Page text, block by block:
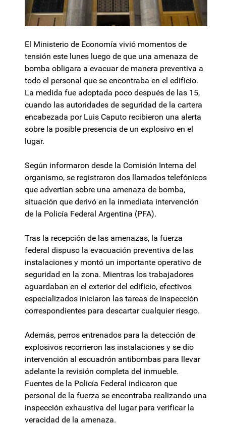
El Ministerio de Economía vivió momentos de
tensión este lunes luego de que una amenaza de
bomba obligara a evacuar de manera preventiva a
todo el personal que se encontraba en el edificio.
La medida fue adoptada poco después de las 15,
cuando las autoridades de seguridad de la cartera
encabezada por Luis Caputo recibieron una alerta
sobre la posible presencia de un explosivo en el
lugar.
Según informaron desde la Comisión Interna del
organismo, se registraron dos llamados telefónicos
que advertían sobre una amenaza de bomba,
situación que derivó en la inmediata intervención
de la Policía Federal Argentina (PFA).
Tras la recepción de las amenazas, la fuerza
federal dispuso la evacuación preventiva de las
instalaciones y montó un importante operativo de
seguridad en la zona. Mientras los trabajadores
aguardaban en el exterior del edificio, efectivos
especializados iniciaron las tareas de inspección
correspondientes para descartar cualquier riesgo.
Además, perros entrenados para la detección de
explosivos recorrieron las instalaciones y se dio
intervención al escuadrón antibombas para llevar
adelante la revisión completa del inmueble.
Fuentes de la Policía Federal indicaron que
personal de la fuerza se encontraba realizando una
inspección exhaustiva del lugar para verificar la
veracidad de la amenaza.